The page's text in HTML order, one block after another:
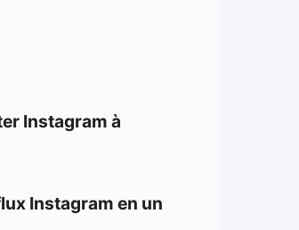
Instagram à
Instagram en un